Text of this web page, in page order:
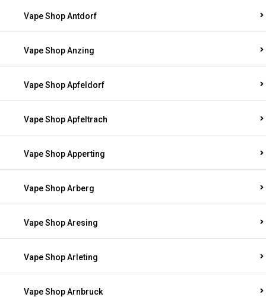
Vape Shop Antdorf
Vape Shop Anzing
Vape Shop Apfeldorf
Vape Shop Apfeltrach
Vape Shop Apperting
Vape Shop Arberg
Vape Shop Aresing
Vape Shop Arleting
Vape Shop Arnbruck